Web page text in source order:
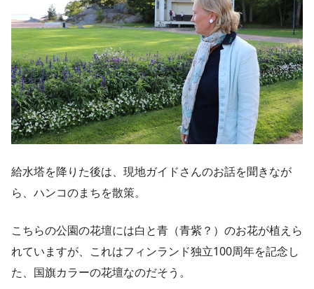
給水塔を降りた後は、現地ガイドさんのお話を聞きなが
ら、ハンコのまちを散策。
こちらの公園の花壇には白と青（青紫？）のお花が植えら
れていますが、これはフィンランド独立100周年を記念し
た、国旗カラーの花壇なのだそう。